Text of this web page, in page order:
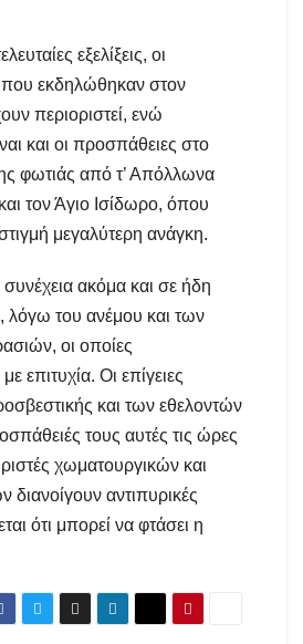
εξελίξεις, οι
εκδηλώθηκαν στον
περιοριστεί, ενώ
και οι προσπάθειες στο
φωτιάς από τ’ Απόλλωνα
τον Άγιο Ισίδωρο, όπου
μεγαλύτερη ανάγκη.
ακόμα και σε ήδη
λόγω του ανέμου και των
οι οποίες
επιτυχία. Οι επίγειες
και των εθελοντών
τους αυτές τις ώρες
χωματουργικών και
αντιπυρικές
ότι μπορεί να φτάσει η